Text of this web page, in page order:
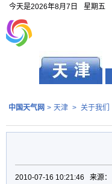
今天是2026年8月7日 星期五
中国天气网 > 天津 > 关于我们
2010-07-16 10:21:46 来源：